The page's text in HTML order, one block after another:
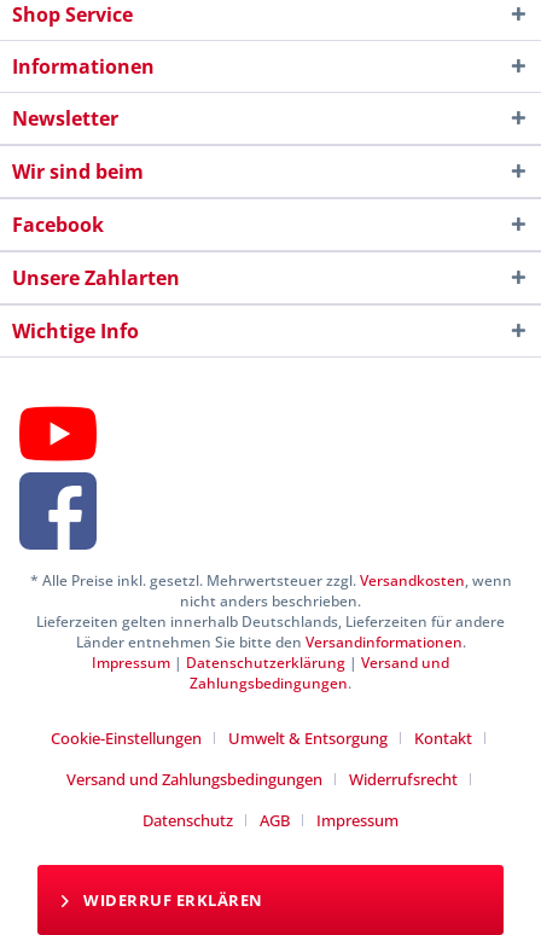
Shop Service
Informationen
Newsletter
Wir sind beim
Facebook
Unsere Zahlarten
Wichtige Info
* Alle Preise inkl. gesetzl. Mehrwertsteuer zzgl.Versandkosten, wenn
nicht anders beschrieben.
Lieferzeiten gelten innerhalb Deutschlands, Lieferzeiten für andere
Länder entnehmen Sie bitte den Versandinformationen.
Impressum | Datenschutzerklärung | Versand und
Zahlungsbedingungen.
Cookie-Einstellungen Umwelt & Entsorgung
Kontakt
Versand und Zahlungsbedingungen
Widerrufsrecht
Datenschutz
AGB Impressum
WIDERRUF ERKLÄREN